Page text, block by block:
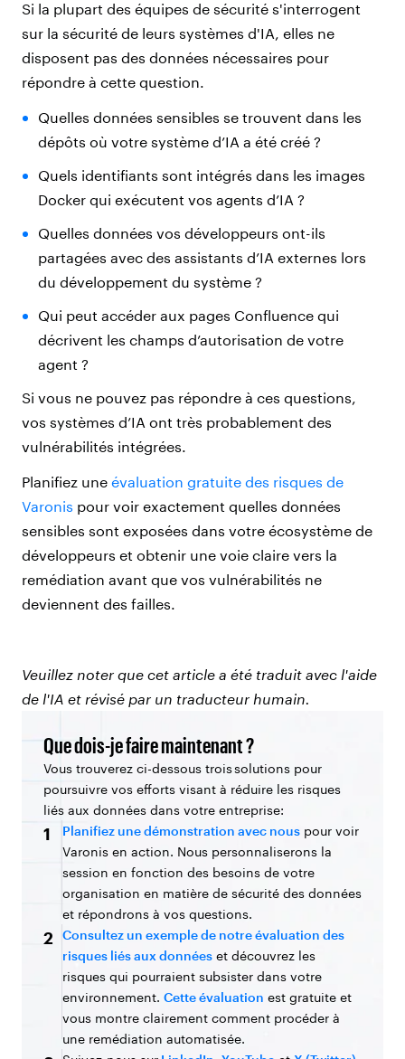
Si la plupart des équipes de sécurité s'interrogent
sur la sécurité de leurs systèmes d'IA, elles ne
disposent pas des données nécessaires pour
répondre à cette question.
Quelles données sensibles se trouvent dans les
dépôts où votre système d’IA a été créé ?
Quels identifiants sont intégrés dans les images
Docker qui exécutent vos agents d’IA ?
Quelles données vos développeurs ont-ils
partagées avec des assistants d’IA externes lors
du développement du système ?
Qui peut accéder aux pages Confluence qui
décrivent les champs d’autorisation de votre
agent ?
Si vous ne pouvez pas répondre à ces questions,
vos systèmes d’IA ont très probablement des
vulnérabilités intégrées.
Planifiez une évaluation gratuite des risques de
Varonis pour voir exactement quelles données
sensibles sont exposées dans votre écosystème de
développeurs et obtenir une voie claire vers la
remédiation avant que vos vulnérabilités ne
deviennent des failles.
Veuillez noter que cet article a été traduit avec l'aide
de l'IA et révisé par un traducteur humain.
Que dois-je faire maintenant ?
Vous trouverez ci-dessous trois solutions pour
poursuivre vos efforts visant à réduire les risques
liés aux données dans votre entreprise:
1 Planifiez une démonstration avec nous pour voir
Varonis en action. Nous personnaliserons la
session en fonction des besoins de votre
organisation en matière de sécurité des données
et répondrons à vos questions.
2
Consultez un exemple de notre évaluation des
risques liés aux données et découvrez les
risques qui pourraient subsister dans votre
environnement. Cette évaluation est gratuite et
vous montre clairement comment procéder à
une remédiation automatisée.